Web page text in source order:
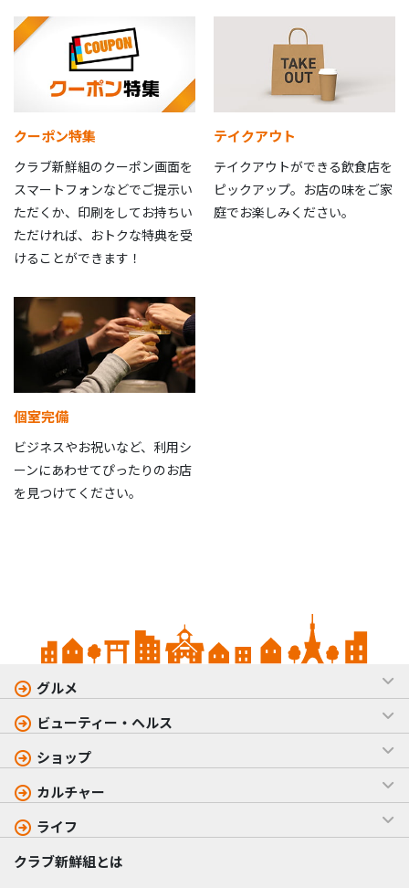
クーポン特集
クラブ新鮮組のクーポン画面を
スマートフォンなどでご提示い
ただくか、印刷をしてお持ちい
ただければ、おトクな特典を受
けることができます！
テイクアウト
テイクアウトができる飲食店を
ピックアップ。お店の味をご家
庭でお楽しみください。
個室完備
ビジネスやお祝いなど、利用シ
ーンにあわせてぴったりのお店
を見つけてください。
グルメ
ビューティー・ヘルス
ショップ
カルチャー
ライフ
クラブ新鮮組とは